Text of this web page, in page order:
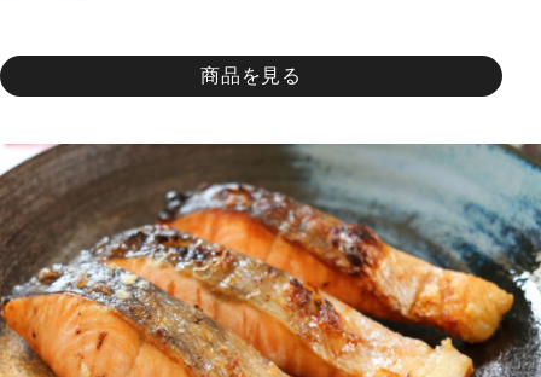
商品を見る